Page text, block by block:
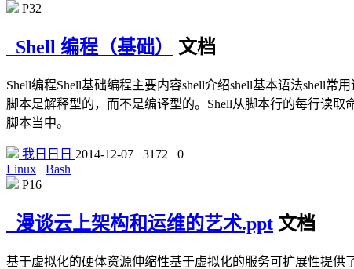
P32
Shell 编程（基础） 文档
Shell编程Shell基础编程主要内容shell介绍shell基本语法shell
脚本是解释型的，而不是编译型的。Shell从脚本行的每行读
脚本当中。
我日日日 2014-12-07 3172
0
Linux
Bash
P16
漫谈云上架构和运维的艺术.ppt 文档
基于虚拟化的硬体资源伸缩性基于虚拟化的服务可扩展性提供